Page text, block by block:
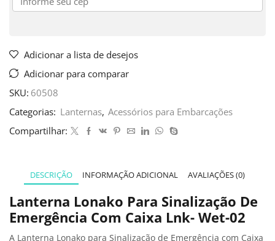
Adicionar a lista de desejos
Adicionar para comparar
SKU: 60508
Categorias: Lanternas, Acessórios para Embarcações
Compartilhar:
DESCRIÇÃO INFORMAÇÃO ADICIONAL AVALIAÇÕES (0)
Lanterna Lonako Para Sinalização De
Emergência Com Caixa Lnk- Wet-02
A Lanterna Lonako para Sinalização de Emergência com Caixa